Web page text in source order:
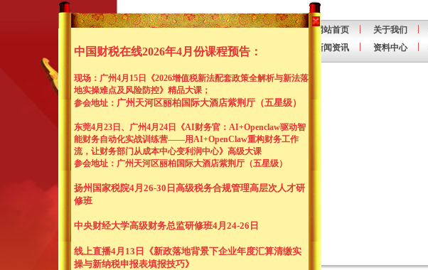
用户名：
密 码：
| |注册|
全国客服热线：
网站首页 关于我们
新闻资讯
资料中心
中国财税在线2026年4月份课程预告：
现场：广州4月15日《2026增值税新法配套政策全解析与新法落
地实操难点及风险防控》精品大课；
参会地址： 广州天河区丽柏国际大酒店紫荆厅（五星级）
东莞4月23日、广州4月24日《AI财务官：AI+Openclaw驱动智
能财务自动化实战训练营——用AI+OpenClaw重构财务工作
流，让财务部门从成本中心变利润中心》高级大课
参会地址：广州天河区丽柏国际大酒店紫荆厅（五星级）
扬州国家税院4月26-30日高级税务合规管理高层次人才研
修班
中央财经大学高级财务总监研修班4月24-26日
线上直播4月13日《新政落地背景下企业年度汇算清缴实
操与新纳税申报表填报技巧》